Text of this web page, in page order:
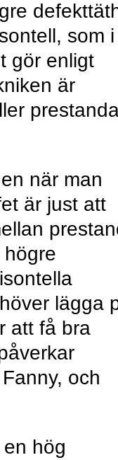
som i
gör enligt
är
när man
är just att
lägga
att få bra
och
hög